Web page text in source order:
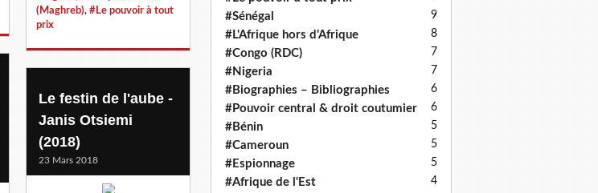
(Maghreb), #Le pouvoir à tout
prix
Le festin de l'aube -
Janis Otsiemi
(2018)
23 Mars 2018
#Sénégal 9
#L'Afrique hors d'Afrique 8
#Congo (RDC) 7
#Nigeria 7
#Biographies – Bibliographies 6
#Pouvoir central & droit coutumier 6
#Bénin 5
#Cameroun 5
#Espionnage 5
#Afrique de l'Est 4